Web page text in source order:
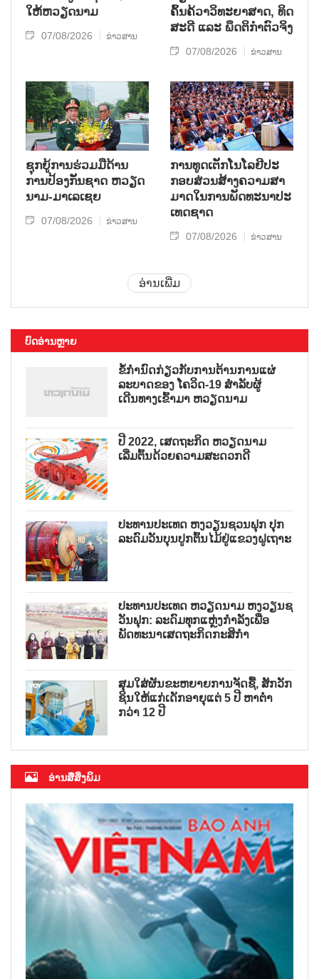
ໃຫ້​ຫວຽດ​ນາມ
07/08/2026 ຂ່າວສານ
ຄົ້ນ​ຄ້​ວາ​ວິ​ທະ​ຍາ​ສາດ, ທິດ​
ສະ​ດີ ແລະ ພຶດ​ຕິ​ກຳຕົວ​ຈິງ
07/08/2026 ຂ່າວສານ
ຊຸກ​ຍູ້​ການ​ຮ່ວມ​ມື​ດ້ານ​
ການ​ປ້ອງ​ກັນ​ຊາດ ຫວຽດ​
ນາມ-ມາ​ເລ​ເຊຍ
07/08/2026 ຂ່າວສານ
ການ​ທູດ​ເຕັກ​ໂນ​ໂລ​ຢີ​ປະ​
ກອບ​ສ່ວນ​ສ້າງ​ຄວາມ​ສາ​
ມາດ​ໃນ​ການ​ພັດ​ທະ​ນາ​ປະ​
ເທດ​ຊາດ
07/08/2026 ຂ່າວສານ
ອ່ານເພີ່ມ
ບົດອ່ານຫຼາຍ
ຂໍ້ກຳນົດກ່ຽວກັບການຕ້ານການແຜ່
ລະບາດຂອງ ໂຄວິດ-19 ສຳລັບຜູ້
ເດີນທາງເຂົ້າມາ ຫວຽດນາມ
ປີ 2022, ເສດຖະກິດ ຫວຽດນາມ
ເລີ່ມຕົ້ນດ້ວຍຄວາມສະດວກດີ
ປະທານປະເທດ ຫງວຽນຊວນຟຸກ ປຸກ
ລະດົມວັນບຸນປູກຕົ້ນໄມ້ຢູ່ແຂວງຝູເຖາະ
ປະທານປະເທດ ຫວຽດນາມ ຫງວຽນຊ
ວັນຟຸກ: ລະດົມທຸກແຫຼ່ງກຳລັງເພື່ອ
ພັດທະນາເສດຖະກິດກະສິກຳ
ສຸມໃສ່ຜັນຂະຫຍາຍການຈັດຊື້, ສັກວັກ
ຊິນໃຫ້ແກ່ເດັກອາຍຸແຕ່ 5 ປີ ຫາຕ່ຳ
ກວ່າ 12 ປີ
ອ່ານສື່ສິ່ງພິມ